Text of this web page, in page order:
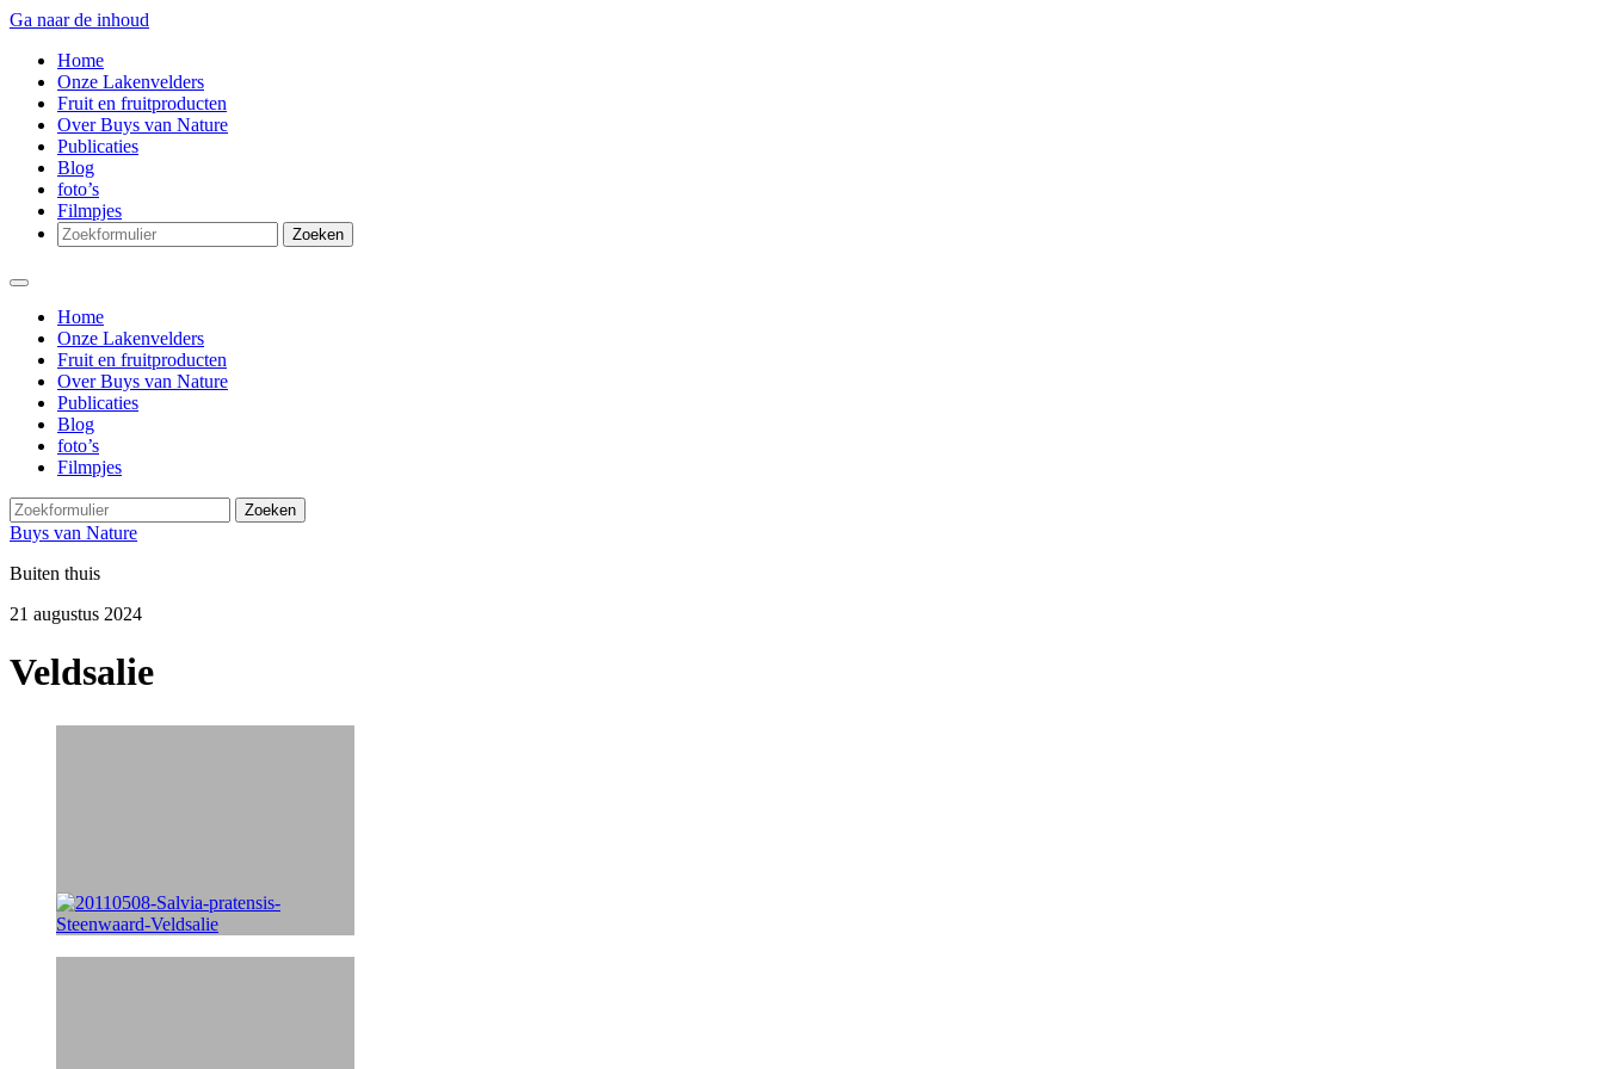
Ga naar de inhoud
Home
Onze Lakenvelders
Fruit en fruitproducten
Over Buys van Nature
Publicaties
Blog
foto’s
Filmpjes
Zoeken
Home
Onze Lakenvelders
Fruit en fruitproducten
Over Buys van Nature
Publicaties
Blog
foto’s
Filmpjes
Zoeken
Buys van Nature
Buiten thuis
21 augustus 2024
Veldsalie